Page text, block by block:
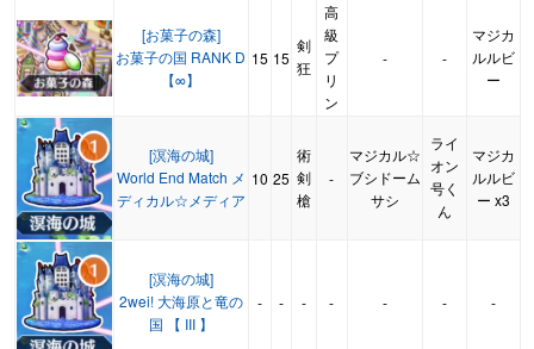
[お菓子の森]
お菓子の国 RANK D
【∞】
15 15
剣
狂
高
級
プ
リ
ン
- -
マジカ
ルルビ
ー
[溟海の城]
World End Match メ
ディカル☆メディア
10 25
術
剣
槍
-
マジカル☆
ブシドーム
サシ
ライ
オン
号く
ん
マジカ
ルルビ
ー x3
[溟海の城]
2wei! 大海原と竜の
国 【 III 】
- - - - - - -